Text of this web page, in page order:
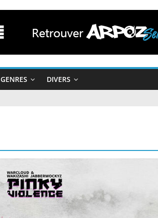
GENRES DIVERS